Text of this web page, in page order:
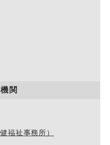
関
福祉事務所）